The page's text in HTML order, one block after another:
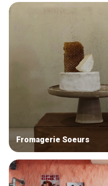
Fromagerie Soeurs